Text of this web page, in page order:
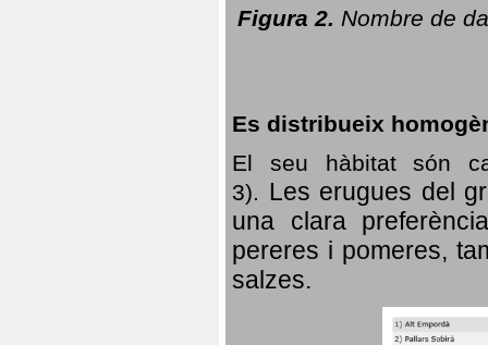
Figura 2. Nombre de
Es distribueix
El seu hàbitat són
3). Les erugues del
una clara
pereres i pomeres,
salzes.